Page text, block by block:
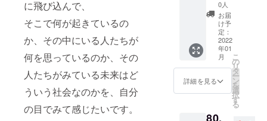
に飛び込んで、
そこで何が起きているの
か、その中にいる人たちが
何を思っているのか、その
人たちがみている未来はど
ういう社会なのかを、自分
の目でみて感じたいです。
れてい
る方な
どを想
定して
いま
す。
※「オン
でのイ
ンタ
い。）
※リター
ンお届
けの日
時につ
きまし
ては、
メール
にて調
してみ
たい、
などと
思って
いるプ
レイ
ヤーさ
ん、お
手伝い
に、簡
込んだ
話、ま
ちづく
りって
何？と
いう問
いにつ
いての
話、東
るのか
冊】 制
作中の
本の表
紙にす
る写真
がほし
いで
す。 ス
テキな
写真を
撮って
る方を
0人
お届
け予
定：
2022
年01
月
詳細を見る
こ
の
リ
タ
ー
ン
を
選
択
す
る